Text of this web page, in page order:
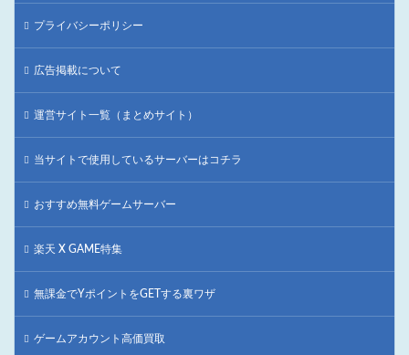
プライバシーポリシー
広告掲載について
運営サイト一覧（まとめサイト）
当サイトで使用しているサーバーはコチラ
おすすめ無料ゲームサーバー
楽天 X GAME特集
無課金でYポイントをGETする裏ワザ
ゲームアカウント高価買取